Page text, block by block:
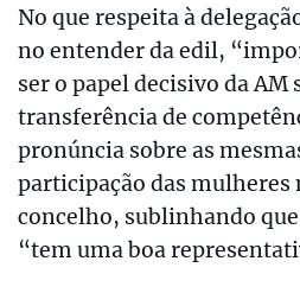
No que respeita à
no entender da edil,
ser o papel decisivo da AM
transferência de
pronúncia sobre as
participação das mulheres
concelho, sublinhando que
“tem uma boa